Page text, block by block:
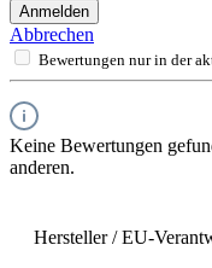
Anmelden
Abbrechen
Bewertungen nur in der
Keine Bewertungen
anderen.
Hersteller / EU-